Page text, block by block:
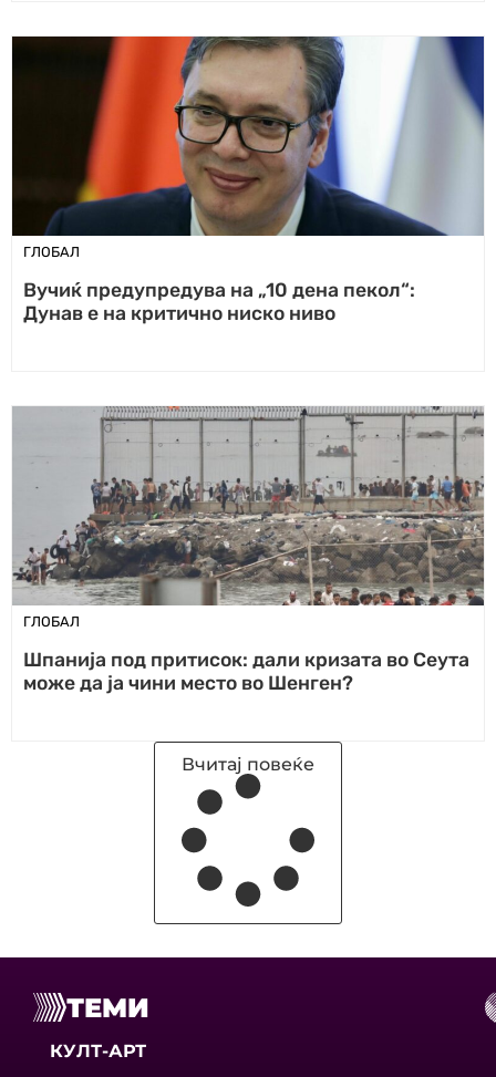
ГЛОБАЛ
Вучиќ предупредува на „10 дена пекол“:
Дунав е на критично ниско ниво
ГЛОБАЛ
Шпанија под притисок: дали кризата во Сеута
може да ја чини место во Шенген?
Вчитај повеќе
ТЕМИ
КУЛТ-АРТ